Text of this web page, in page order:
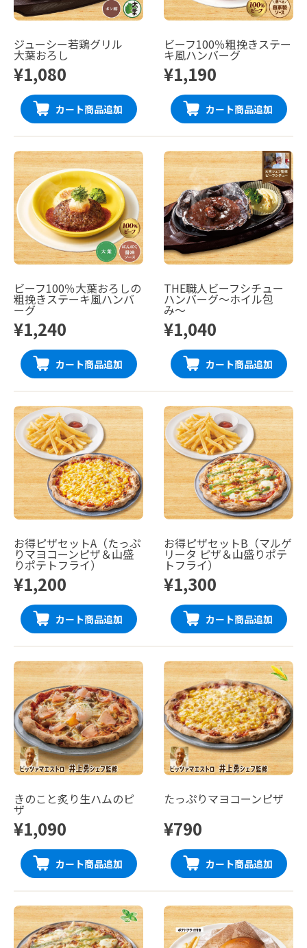
ジューシー若鶏グリル
大葉おろし
¥1,080
カート商品追加
ビーフ100％粗挽きステー
キ風ハンバーグ
¥1,190
カート商品追加
ビーフ100％大葉おろしの
粗挽きステーキ風ハンバ
ーグ
¥1,240
カート商品追加
THE職人ビーフシチュー
ハンバーグ〜ホイル包
み〜
¥1,040
カート商品追加
お得ピザセットA（たっぷ
りマヨコーンピザ＆山盛
りポテトフライ）
¥1,200
カート商品追加
お得ピザセットB（マルゲ
リータ ピザ＆山盛りポテ
トフライ）
¥1,300
カート商品追加
きのこと炙り生ハムのピ
ザ
¥1,090
カート商品追加
たっぷりマヨコーンピザ
¥790
カート商品追加